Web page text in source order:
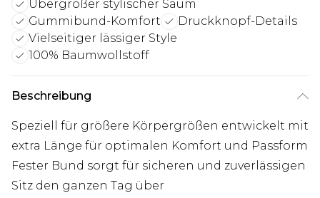
Übergroßer stylischer Saum
Gummibund-Komfort
Druckknopf-Details
Vielseitiger lässiger Style
100% Baumwollstoff
Beschreibung
Speziell für größere Körpergrößen entwickelt mit
extra Länge für optimalen Komfort und Passform
Fester Bund sorgt für sicheren und zuverlässigen
Sitz den ganzen Tag über